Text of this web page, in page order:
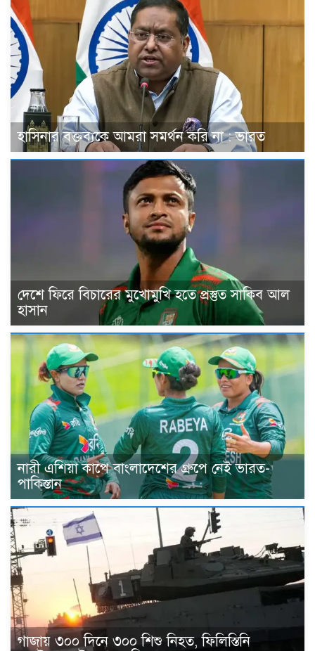
হাসিনার বক্তব্যকে আমরা সমর্থন করি না : ভারত
দেশে ফিরে বিচারের মুখোমুখি হতে প্রস্তুত সাকিব আল
হাসান
নারী এশিয়া কাপে বাংলাদেশের গ্রুপে নেই ভারত-
পাকিস্তান
গাজায় ৩০০ দিনে ৩০০ শিশু নিহত, ফিলিস্তিনি